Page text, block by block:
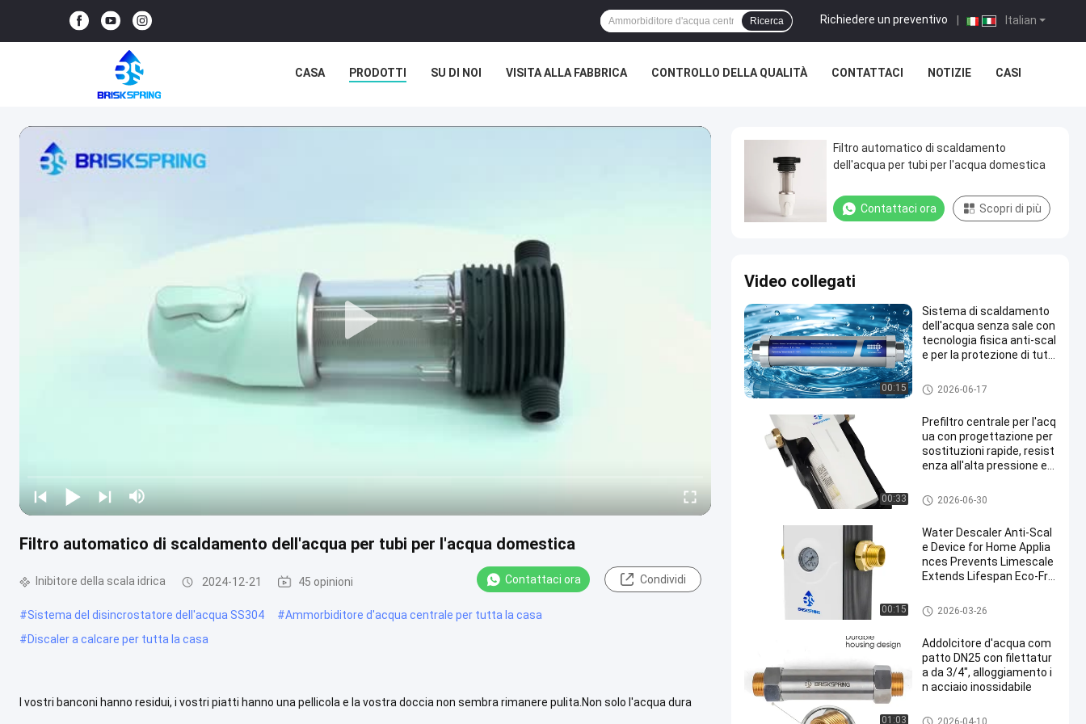
Italian
Richiedere un preventivo
Ricerca
CASA PRODOTTI SU DI NOI VISITA ALLA FABBRICA CONTROLLO DELLA QUALITÀ CONTATTACI NOTIZIE CASI
Filtro automatico di scaldamento dell'acqua per tubi per l'acqua domestica
Inibitore della scala idrica 2024-12-21 45 opinioni Contattaci ora Condividi
#Sistema del disincrostatore dell'acqua SS304 #Ammorbiditore d'acqua centrale per tutta la casa
#Discaler a calcare per tutta la casa
I vostri banconi hanno residui, i vostri piatti hanno una pellicola e la vostra doccia non sembra rimanere pulita.Non solo l'acqua dura
Filtro automatico di scaldamento
dell'acqua per tubi per l'acqua domestica
Contattaci ora Scopri di più
Video collegati
00:15
Sistema di scaldamento
dell'acqua senza sale con
tecnologia fisica anti-scal
e per la protezione di tutt
discalciatore di acqua per tutt
a la casa
2026-06-17
00:33
Prefiltro centrale per l'acq
ua con progettazione per
sostituzioni rapide, resist
enza all'alta pressione e
tubi domestici
Inibitore della scala idrica
2026-06-30
00:15
Water Descaler Anti-Scal
e Device for Home Applia
nces Prevents Limescale
Extends Lifespan Eco-Fri
sistema di addolcimento del
l'acqua
2026-03-26
01:03
Addolcitore d'acqua com
patto DN25 con filettatur
a da 3/4", alloggiamento i
n acciaio inossidabile
discalciatore di acqua per tutt
2026-04-10